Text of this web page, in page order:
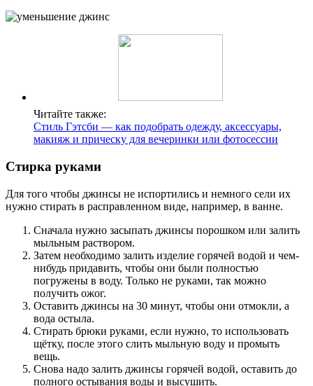
Читайте также:
Стиль Гэтсби — как подобрать одежду, аксессуары,
макияж и прическу для вечеринки или фотосессии
Стирка руками
Для того чтобы джинсы не испортились и немного сели их
нужно стирать в расправленном виде, например, в ванне.
Сначала нужно засыпать джинсы порошком или залить
мыльным раствором.
Затем необходимо залить изделие горячей водой и чем-
нибудь придавить, чтобы они были полностью
погружены в воду. Только не руками, так можно
получить ожог.
Оставить джинсы на 30 минут, чтобы они отмокли, а
вода остыла.
Стирать брюки руками, если нужно, то использовать
щётку, после этого слить мыльную воду и промыть
вещь.
Снова надо залить джинсы горячей водой, оставить до
полного остывания воды и высушить.